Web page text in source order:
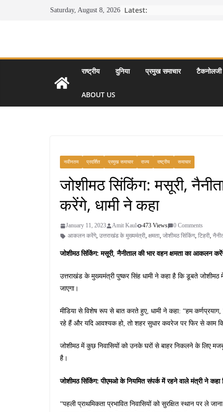
Saturday, August 8, 2026 Latest:
राष्ट्रीय दुनिया प्रमुख समाचार टैकनोलजी
ABOUT US
नवीनतम प्रदर्शित प्रमुख समाचार राज्य राष्ट्रीय समाचार
जोशीमठ सिंकिंग: मसूरी,
करेंगे, धामी ने कहा
January 11, 2023 Amit Kaul 473 Views
0 Comments
आकलन करेंगे, उत्तराखंड के मुख्यमंत्री, क्षमता, जोशीमठ सिंकिंग, टिहरी,
जोशीमठ सिंकिंग: मसूरी, नैनीताल की भार वहन क्षमता का आकलन
उत्तराखंड के मुख्यमंत्री पुष्कर सिंह धामी ने कहा है कि डूबते जोशीमठ
जाएगा।
मीडिया से विशेष रूप से बात करते हुए, धामी ने कहा: “हम
रहे हैं और यदि आवश्यक हो, तो शहर सुधार कवरेज पर फिर से काम
जोशीमठ में कुछ निवासियों को उनके घरों से बाहर निकलने के लिए
है।
जोशीमठ सिंकिंग: पीएमओ के नियमित संपर्क में रहने वाले मंत्री ने कहा
“पहली प्राथमिकता प्रभावित निवासियों को सुरक्षित स्थान पर ले